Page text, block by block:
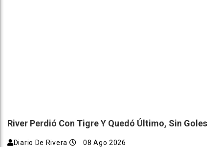
River Perdió Con Tigre Y Quedó Último, Sin Goles
Diario De Rivera 08 Ago 2026